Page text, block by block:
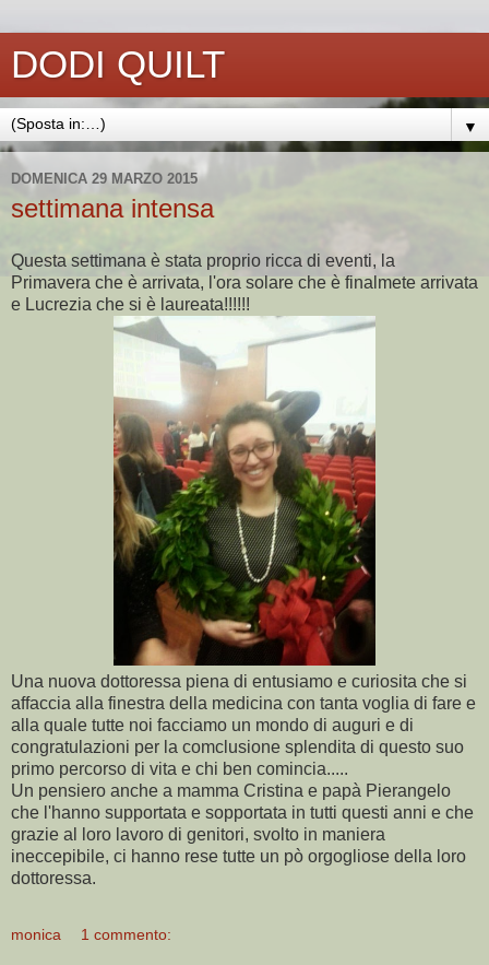
DODI QUILT
▼
DOMENICA 29 MARZO 2015
settimana intensa
Questa settimana è stata proprio ricca di eventi, la
Primavera che è arrivata, l'ora solare che è finalmete arrivata
e Lucrezia che si è laureata!!!!!!
Una nuova dottoressa piena di entusiamo e curiosita che si
affaccia alla finestra della medicina con tanta voglia di fare e
alla quale tutte noi facciamo un mondo di auguri e di
congratulazioni per la comclusione splendita di questo suo
primo percorso di vita e chi ben comincia.....
Un pensiero anche a mamma Cristina e papà Pierangelo
che l'hanno supportata e sopportata in tutti questi anni e che
grazie al loro lavoro di genitori, svolto in maniera
ineccepibile, ci hanno rese tutte un pò orgogliose della loro
dottoressa.
monica 1 commento: